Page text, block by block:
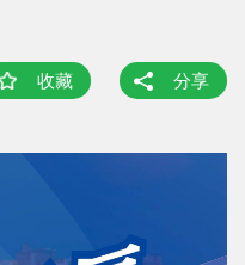
收藏 分享